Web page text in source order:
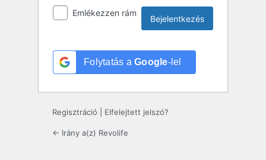
Emlékezzen rám
Folytatás a Google-lel
Regisztráció Elfelejtett jelszó?
← Irány a(z) Revolife